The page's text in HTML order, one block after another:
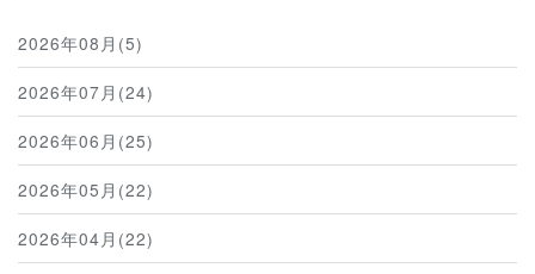
2026年08月(5)
2026年07月(24)
2026年06月(25)
2026年05月(22)
2026年04月(22)